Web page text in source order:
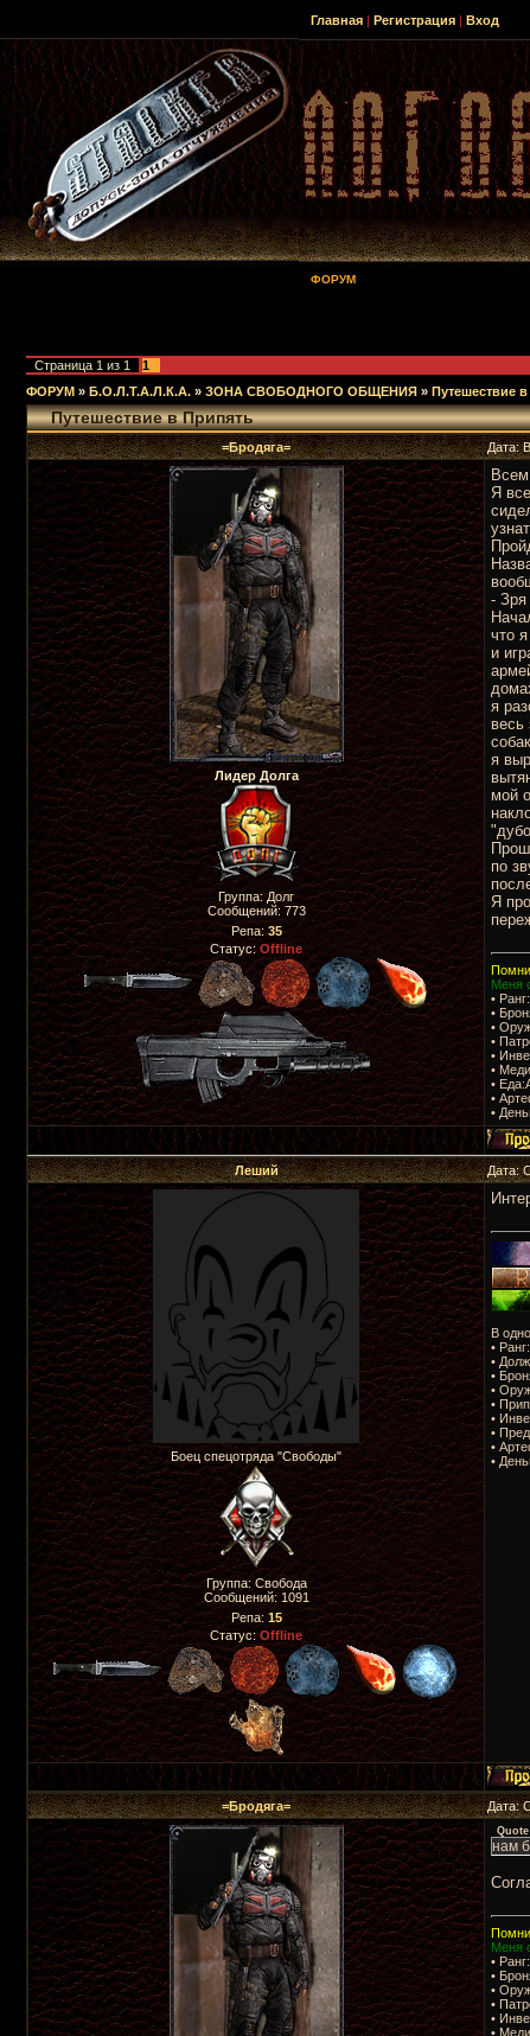
Главная | Регистрация | Вход
ФОРУМ
Страница 1 из 1
1
ФОРУМ » Б.О.Л.Т.А.Л.К.А. » ЗОНА СВОБОДНОГО ОБЩЕНИЯ » Путешествие
Путешествие в Припять
=Бродяга= Дата:
Лидер Долга
Группа: Долг
Сообщений: 773
Репа:35
Статус: Offline
Я
-
что
и
я
весь
я
мой
по
Я
Меня
•
•
•
•
•
•
•
•
•
Леший Дата:
Боец спецотряда "Свободы"
Группа: Свобода
Сообщений: 1091
Репа: 15
Статус:Offline
В
•
•
•
•
•
•
•
•
•
=Бродяга= Дата:
Quote
нам
Меня
•
•
•
•
•
•